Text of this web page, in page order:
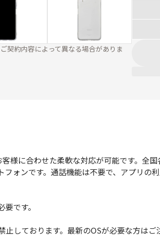
契約内容によって異なる場合がありま
様に合わせた柔軟な対応が可能です。全
ォンです。通話機能は不要で、アプリの
です。
しております。最新のOSが必要な方はご